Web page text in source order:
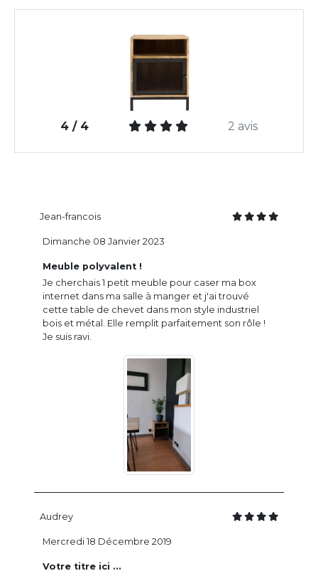
4 / 4 2 avis
Jean-francois
Meuble polyvalent !
Je cherchais 1 petit meuble pour caser ma box
internet dans ma salle à manger et j'ai trouvé
cette table de chevet dans mon style industriel
bois et métal. Elle remplit parfaitement son rôle !
Je suis ravi.
Dimanche 08 Janvier 2023
Audrey
Votre titre ici ...
Mercredi 18 Décembre 2019